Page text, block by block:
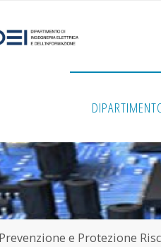
Prevenzione e Protezione